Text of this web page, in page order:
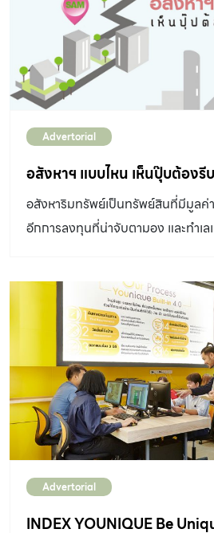
Advertorial
อสังหาฯ แบบไหน เห็นปุ๊บต้อง
อสังหาริมทรัพย์เป็นทรัพย์สินที่มีมูลค่
อีกการลงทุนที่น่าจับตามอง และทำเ
Advertorial
INDEX YOUNIQUE Be